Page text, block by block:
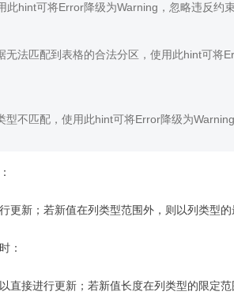
hint可将Error降级为Warning，忽略违反约
无法匹配到表格的合法分区，使用此hint可将
型不匹配，使用此hint可将Error降级为
：